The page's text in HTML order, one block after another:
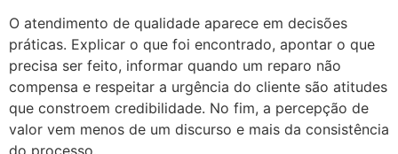
O atendimento de qualidade aparece em decisões
práticas. Explicar o que foi encontrado, apontar o que
precisa ser feito, informar quando um reparo não
compensa e respeitar a urgência do cliente são atitudes
que constroem credibilidade. No fim, a percepção de
valor vem menos de um discurso e mais da consistência